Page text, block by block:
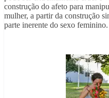
construção do afeto para
mulher, a partir da construção
parte inerente do sexo feminino.